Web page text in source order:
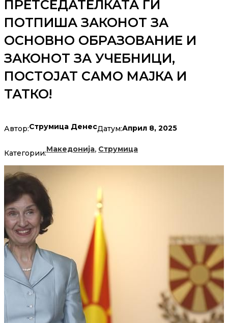
ПРЕТСЕДАТЕЛКАТА ГИ
ПОТПИША ЗАКОНОТ ЗА
ОСНОВНО ОБРАЗОВАНИЕ И
ЗАКОНОТ ЗА УЧЕБНИЦИ,
ПОСТОЈАТ САМО МАЈКА И
ТАТКО!
Автор:Струмица ДенесДатум:Април 8, 2025
Категории:Македонија, Струмица